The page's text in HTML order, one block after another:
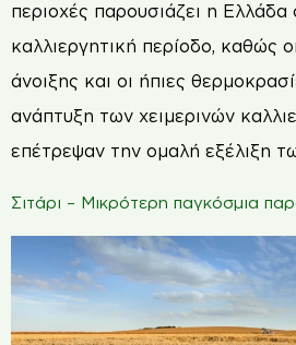
περιοχές παρουσιάζει η Ελλάδα
καλλιεργητική περίοδο, καθώς
άνοιξης και οι ήπιες
ανάπτυξη των χειμερινών
επέτρεψαν την ομαλή εξέλιξη
Σιτάρι – Μικρότερη παγκόσμια